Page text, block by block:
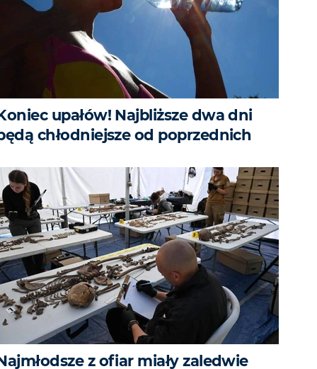
upałów! Najbliższe dwa dni
chłodniejsze od poprzednich
z ofiar miały zaledwie